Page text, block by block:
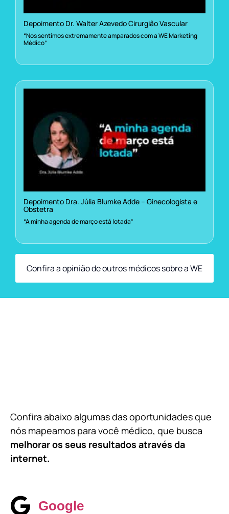
Depoimento Dr. Walter Azevedo Cirurgião Vascular
“Nos sentimos extremamente amparados com a WE Marketing
Médico”
Depoimento Dra. Júlia Blumke Adde – Ginecologista e
Obstetra
“A minha agenda de março está lotada”
Confira a opinião de outros médicos sobre a WE
Confira abaixo algumas das oportunidades que
nós mapeamos para você médico, que busca
melhorar os seus resultados através da
internet.
Google